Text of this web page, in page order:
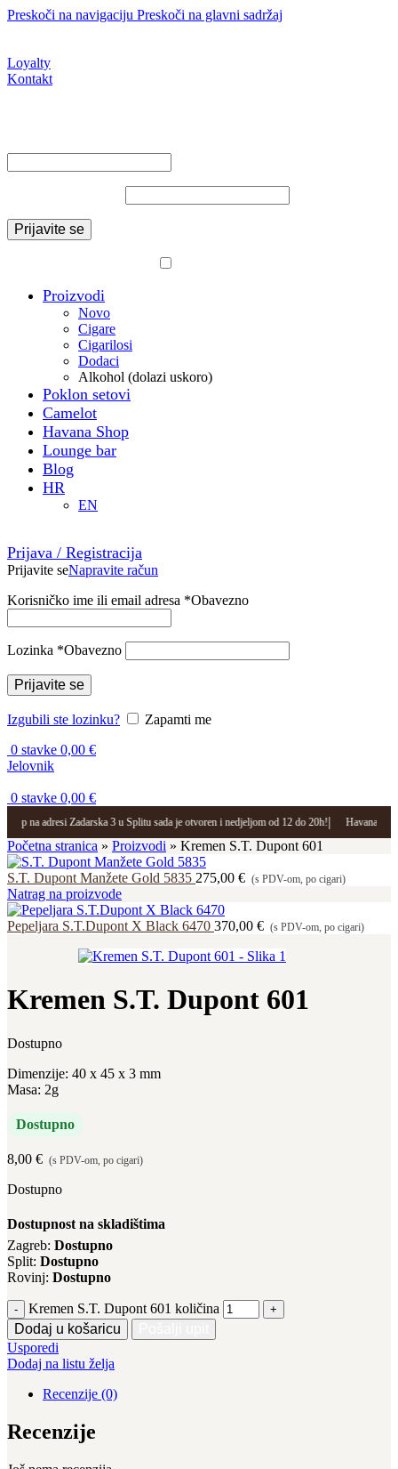
Preskoči na navigaciju Preskoči na glavni sadržaj
Loyalty
Kontakt
Prijavite se
Proizvodi
Novo
Cigare
Cigarilosi
Dodaci
Alkohol (dolazi uskoro)
Poklon setovi
Camelot
Havana Shop
Lounge bar
Blog
HR
EN
Prijava / Registracija
Prijavite seNapravite račun
Korisničko ime ili email adresa *Obavezno
Lozinka *Obavezno
Prijavite se
Izgubili ste lozinku?
Zapamti me
0 stavke 0,00 €
Jelovnik
0 stavke 0,00 €
Shop na adresi Zadarska 3 u Splitu sada je otvoren i nedjeljom od 12 do 20h!| Havana
Početna stranica » Proizvodi » Kremen S.T. Dupont 601
S.T. Dupont Manžete Gold 5835 275,00 € (s PDV-om, po cigari)
Natrag na proizvode
Pepeljara S.T.Dupont X Black 6470 370,00 € (s PDV-om, po cigari)
Kremen S.T. Dupont 601
Dostupno
Dimenzije: 40 x 45 x 3 mm
Masa: 2g
Dostupno
8,00 € (s PDV-om, po cigari)
Dostupno
Dostupnost na skladištima
Zagreb: Dostupno
Split: Dostupno
Rovinj: Dostupno
Kremen S.T. Dupont 601 količina
Dodaj u košaricu
Usporedi
Dodaj na listu želja
Recenzije (0)
Recenzije